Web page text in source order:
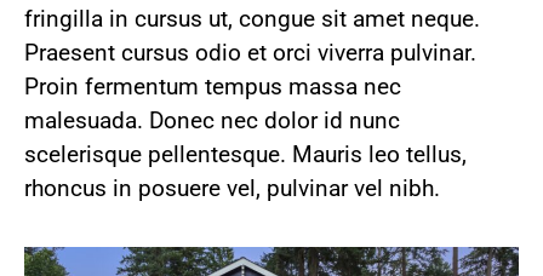
fringilla in cursus ut, congue sit amet neque.
Praesent cursus odio et orci viverra pulvinar.
Proin fermentum tempus massa nec
malesuada. Donec nec dolor id nunc
scelerisque pellentesque. Mauris leo tellus,
rhoncus in posuere vel, pulvinar vel nibh.